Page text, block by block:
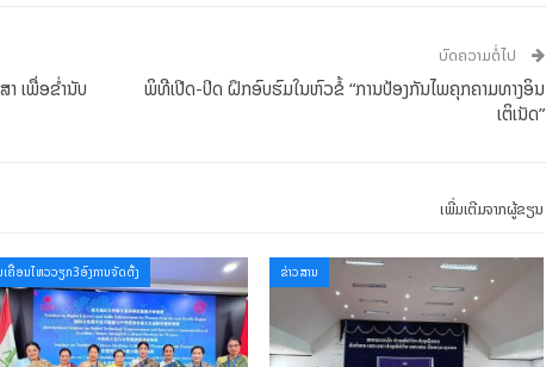
ເພື່ອຂໍ່ານັບ
ບົດຄວາມຕໍ່ໄປ
ພິທີເປີດ-ປິດ ຝຶກອົບຮົມໃນຫົວຂໍ້ “ການປ້ອງກັນໄພຄຸກຄາມທາງອິນ
ເຕິເນັດ”
ເພີ່ມເຕີມຈາກຜູ້ຂຽນ
ເຄື່ອນໄຫວວຽກ3ອົງການຈັດຕັ້ງ ຂ່າວສານ